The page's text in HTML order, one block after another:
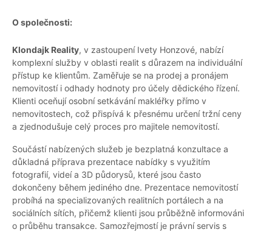
O společnosti:
Klondajk Reality, v zastoupení Ivety Honzové, nabízí
komplexní služby v oblasti realit s důrazem na individuální
přístup ke klientům. Zaměřuje se na prodej a pronájem
nemovitostí i odhady hodnoty pro účely dědického řízení.
Klienti oceňují osobní setkávání makléřky přímo v
nemovitostech, což přispívá k přesnému určení tržní ceny
a zjednodušuje celý proces pro majitele nemovitostí.
Součástí nabízených služeb je bezplatná konzultace a
důkladná příprava prezentace nabídky s využitím
fotografií, videí a 3D půdorysů, které jsou často
dokončeny během jediného dne. Prezentace nemovitostí
probíhá na specializovaných realitních portálech a na
sociálních sítích, přičemž klienti jsou průběžně informováni
o průběhu transakce. Samozřejmostí je právní servis s